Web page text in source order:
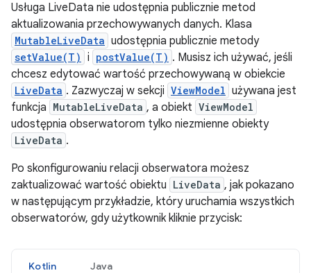
Usługa LiveData nie udostępnia publicznie metod
aktualizowania przechowywanych danych. Klasa
MutableLiveData udostępnia publicznie metody
setValue(T) i postValue(T) . Musisz ich używać, jeśli
chcesz edytować wartość przechowywaną w obiekcie
LiveData . Zazwyczaj w sekcji ViewModel używana jest
funkcja MutableLiveData , a obiekt ViewModel
udostępnia obserwatorom tylko niezmienne obiekty
LiveData .
Po skonfigurowaniu relacji obserwatora możesz
zaktualizować wartość obiektu LiveData , jak pokazano
w następującym przykładzie, który uruchamia wszystkich
obserwatorów, gdy użytkownik kliknie przycisk:
Kotlin Java